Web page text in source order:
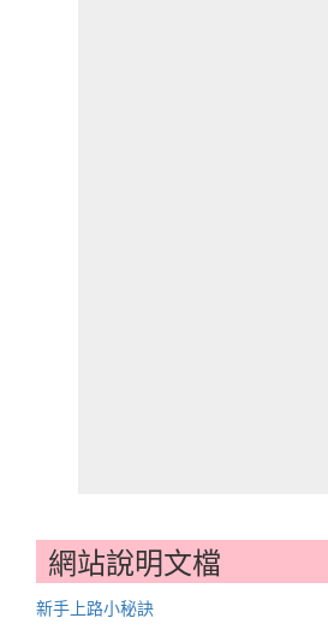
網站說明文檔
新手上路小秘訣